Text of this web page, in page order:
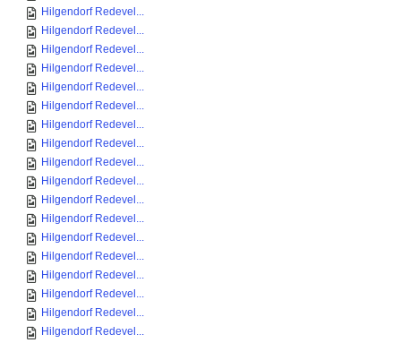
Hilgendorf Redevel...
Hilgendorf Redevel...
Hilgendorf Redevel...
Hilgendorf Redevel...
Hilgendorf Redevel...
Hilgendorf Redevel...
Hilgendorf Redevel...
Hilgendorf Redevel...
Hilgendorf Redevel...
Hilgendorf Redevel...
Hilgendorf Redevel...
Hilgendorf Redevel...
Hilgendorf Redevel...
Hilgendorf Redevel...
Hilgendorf Redevel...
Hilgendorf Redevel...
Hilgendorf Redevel...
Hilgendorf Redevel...